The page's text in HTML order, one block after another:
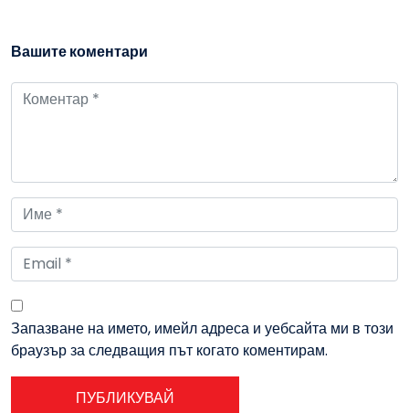
Вашите коментари
Запазване на името, имейл адреса и уебсайта ми в този
браузър за следващия път когато коментирам.